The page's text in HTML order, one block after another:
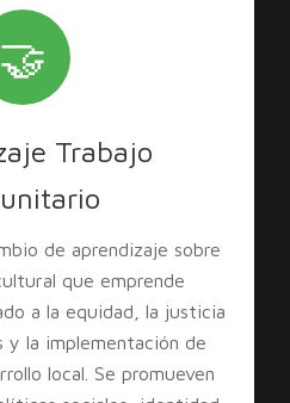
🤝
Trabajo
de aprendizaje sobre
que emprende
a la equidad, la justicia
y la implementación de
local. Se promueven